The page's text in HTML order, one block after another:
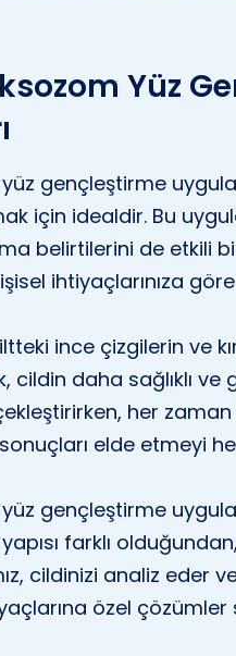
Yüz
yüz gençleştirme
için idealdir. Bu
belirtilerini de etkili
ihtiyaçlarınıza
ince çizgilerin ve
cildin daha sağlıklı
her
elde etmeyi
gençleştirme
farklı
cildinizi analiz
özel çözümler